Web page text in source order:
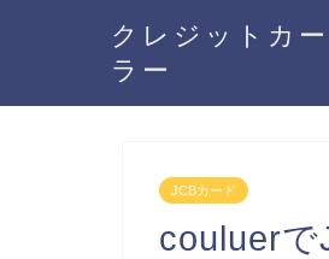
クレジットカ
ラー
JCBカード
couluerで